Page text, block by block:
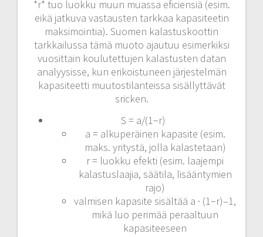
*r* tuo luokku muun muassa eficiensiä (esim.
eikä jatkuva vastausten tarkkaa kapasiteetin
maksimointia). Suomen kalastuskoottin
tarkkailussa tämä muoto ajautuu esimerkiksi
vuosittain koulutettujen kalastusten datan
analyysisse, kun erikoistuneen järjestelmän
kapasiteetti muutostilanteissa sisällyttävät
sricken.
S = a/(1−r)
a = alkuperäinen kapasite (esim.
maks. yritystä, jolla kalastetaan)
r = luokku efekti (esim. laajempi
kalastuslaajia, säätila, lisääntymien
rajo)
valmisen kapasite sisältää a · (1−r)–1,
mikä luo perimää peraaltuun
kapasiteeseen